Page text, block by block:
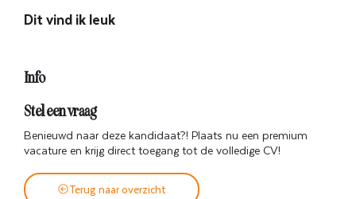
Dit vind ik leuk
Info
Stel een vraag
Benieuwd naar deze kandidaat?! Plaats nu een premium
vacature en krijg direct toegang tot de volledige CV!
Terug naar overzicht